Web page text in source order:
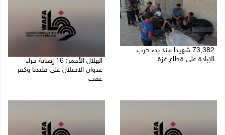
73,382 شهيدا منذ بدء حرب
الإبادة على قطاع غزة
الهلال الأحمر: 16 إصابة جراء
عدوان الاحتلال على قلنديا وكفر
عقب